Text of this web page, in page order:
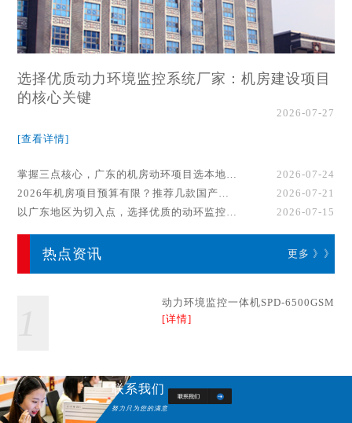
选择优质动力环境监控系统厂家：机房建设项目
的核心关键
2026-07-27
[查看详情]
掌握三点核心，广东的机房动环项目选本地厂家事半功倍！
2026-07-24
2026年机房项目预算有限？推荐几款国产动环监控系统品牌
2026-07-21
以广东地区为切入点，选择优质的动环监控系统厂家
2026-07-15
热点资讯 更多 》》
动力环境监控一体机SPD-6500GSM
[详情]
联系我们
努力只为您的满意